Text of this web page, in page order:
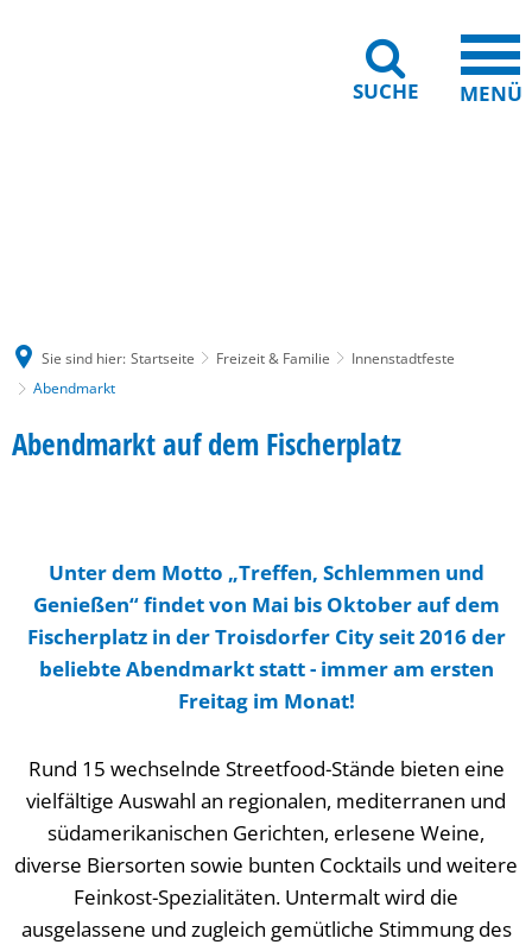
SUCHE MENÜ
Sie sind hier: Startseite Freizeit & Familie
Innenstadtfeste
Abendmarkt
Abendmarkt
Abendmarkt auf dem Fischerplatz
Unter dem Motto „Treffen, Schlemmen und
Genießen“ findet von Mai bis Oktober auf dem
Fischerplatz in der Troisdorfer City seit 2016 der
beliebte Abendmarkt statt - immer am ersten
Freitag im Monat!
Rund 15 wechselnde Streetfood-Stände bieten eine
vielfältige Auswahl an regionalen, mediterranen und
südamerikanischen Gerichten, erlesene Weine,
diverse Biersorten sowie bunten Cocktails und weitere
Feinkost-Spezialitäten. Untermalt wird die
ausgelassene und zugleich gemütliche Stimmung des